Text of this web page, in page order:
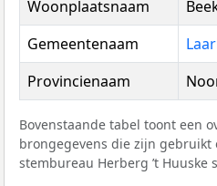
Woonplaatsnaam
Gemeentenaam
Provincienaam
Bovenstaande tabel toont een
brongegevens die zijn gebruikt
stembureau Herberg ’t Huuske